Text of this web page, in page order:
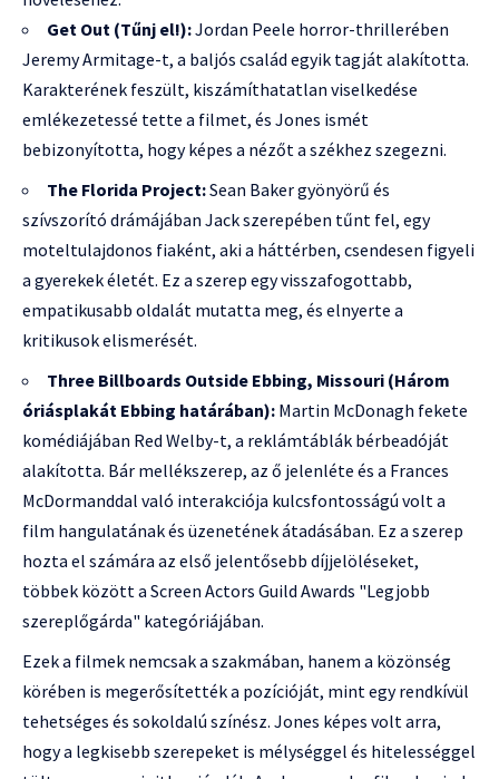
Get Out (Tűnj el!):Jordan Peele horror-thrillerében
Jeremy Armitage-t, a baljós család egyik tagját alakította.
Karakterének feszült, kiszámíthatatlan viselkedése
emlékezetessé tette a filmet, és Jones ismét
bebizonyította, hogy képes a nézőt a székhez szegezni.
The Florida Project:Sean Baker gyönyörű és
szívszorító drámájában Jack szerepében tűnt fel, egy
moteltulajdonos fiaként, aki a háttérben, csendesen figyeli
a gyerekek életét. Ez a szerep egy visszafogottabb,
empatikusabb oldalát mutatta meg, és elnyerte a
kritikusok elismerését.
Three Billboards Outside Ebbing, Missouri (Három
óriásplakát Ebbing határában): Martin McDonagh fekete
komédiájában Red Welby-t, a reklámtáblák bérbeadóját
alakította. Bár mellékszerep, az ő jelenléte és a Frances
McDormanddal való interakciója kulcsfontosságú volt a
film hangulatának és üzenetének átadásában. Ez a szerep
hozta el számára az első jelentősebb díjjelöléseket,
többek között a Screen Actors Guild Awards "Legjobb
szereplőgárda" kategóriájában.
Ezek a filmek nemcsak a szakmában, hanem a közönség
körében is megerősítették a pozícióját, mint egy rendkívül
tehetséges és sokoldalú színész. Jones képes volt arra,
hogy a legkisebb szerepeket is mélységgel és hitelességgel